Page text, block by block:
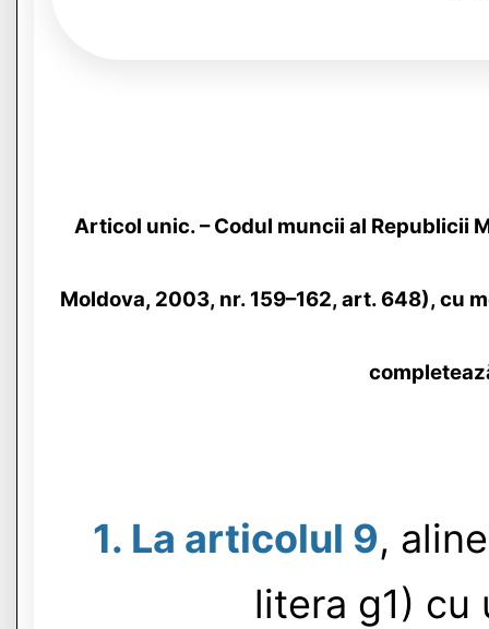
Articol unic. – Codul muncii al Republicii
Moldova, 2003, nr. 159–162, art. 648), cu
1. La articolul 9,
litera g1) cu